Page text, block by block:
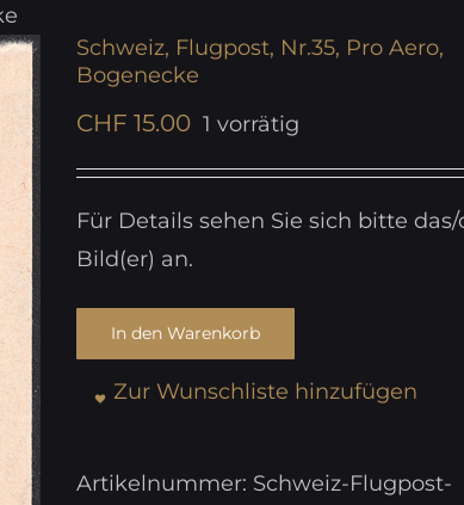
Schweiz, Flugpost, Nr.35, Pro Aero,
Bogenecke
CHF 15.00 1 vorrätig
Für Details sehen Sie sich bitte das/
Bild(er) an.
In den Warenkorb
Zur Wunschliste hinzufügen
Artikelnummer: Schweiz-Flugpost-